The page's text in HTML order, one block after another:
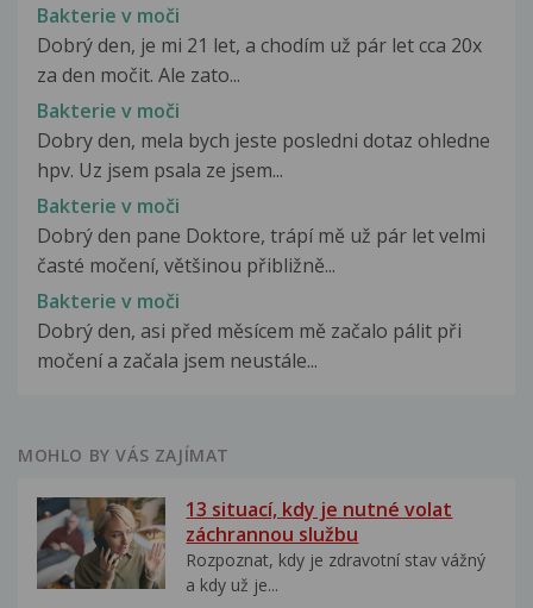
Bakterie v moči
Dobrý den, je mi 21 let, a chodím už pár let cca 20x
za den močit. Ale zato...
Bakterie v moči
Dobry den, mela bych jeste posledni dotaz ohledne
hpv. Uz jsem psala ze jsem...
Bakterie v moči
Dobrý den pane Doktore, trápí mě už pár let velmi
časté močení, většinou přibližně...
Bakterie v moči
Dobrý den, asi před měsícem mě začalo pálit při
močení a začala jsem neustále...
MOHLO BY VÁS ZAJÍMAT
13 situací, kdy je nutné volat
záchrannou službu
Rozpoznat, kdy je zdravotní stav vážný
a kdy už je...